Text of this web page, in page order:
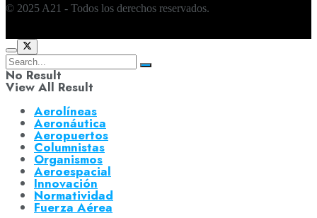
© 2025 A21 - Todos los derechos reservados.
No Result
View All Result
Aerolíneas
Aeronáutica
Aeropuertos
Columnistas
Organismos
Aeroespacial
Innovación
Normatividad
Fuerza Aérea